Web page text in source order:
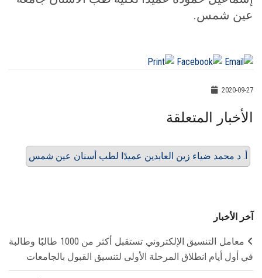
عين شمس.
2020-09-27
الأخبار المتعلقة
أ. د محمد ضياء زين العابدين عميدًا لطب أسنان عين شمس
آخر الأخبار
معامل التنسيق الإلكتروني تستقبل أكثر من 1000 طالبًا وطالبة
في أول أيام انطلاق المرحلة الأولى لتنسيق القبول بالجامعات